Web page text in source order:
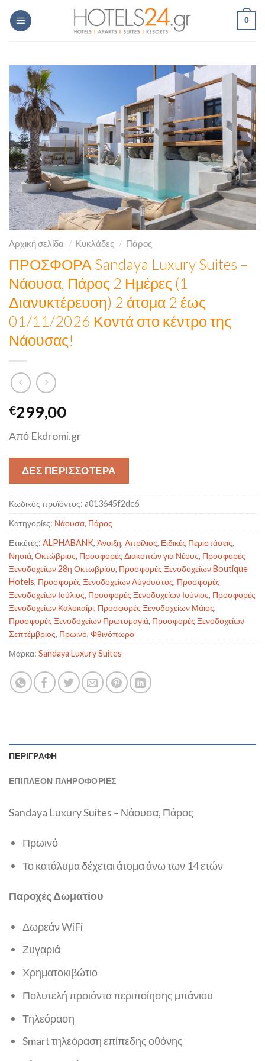
Skip
0
Αρχική σελίδα / Κυκλάδες / Πάρος
ΠΡΟΣΦΟΡΑ Sandaya Luxury Suites –
Νάουσα, Πάρος 2 Ημέρες (1
Διανυκτέρευση) 2 άτομα 2 έως
01/11/2026 Κοντά στο κέντρο της
Νάουσας!
€299,00
Από Ekdromi.gr
ΔΕΣ ΠΕΡΙΣΣΟΤΕΡΑ
Κωδικός προϊόντος: a013645f2dc6
Κατηγορίες: Νάουσα, Πάρος
Ετικέτες: ALPHABANK, Άνοιξη, Απρίλιος, Ειδικές Περιστάσεις,
Νησιά, Οκτώβριος, Προσφορές Διακοπών για Νέους, Προσφορές
Ξενοδοχείων 28η Οκτωβρίου, Προσφορές Ξενοδοχείων Boutique
Hotels, Προσφορές Ξενοδοχείων Αύγουστος, Προσφορές
Ξενοδοχείων Ιούλιος, Προσφορές Ξενοδοχείων Ιούνιος, Προσφορές
Ξενοδοχείων Καλοκαίρι, Προσφορές Ξενοδοχείων Μάιος,
Προσφορές Ξενοδοχείων Πρωτομαγιά, Προσφορές Ξενοδοχείων
Σεπτέμβριος, Πρωινό, Φθινόπωρο
Μάρκα: Sandaya Luxury Suites
ΠΕΡΙΓΡΑΦΉ
ΕΠΙΠΛΈΟΝ ΠΛΗΡΟΦΟΡΊΕΣ
Sandaya Luxury Suites – Νάουσα, Πάρος
Πρωινό
Το κατάλυμα δέχεται άτομα άνω των 14 ετών
Παροχές Δωματίου
Δωρεάν WiFi
Ζυγαριά
Χρηματοκιβώτιο
Πολυτελή προιόντα περιποίησης μπάνιου
Τηλεόραση
Smart τηλεόραση επίπεδης οθόνης